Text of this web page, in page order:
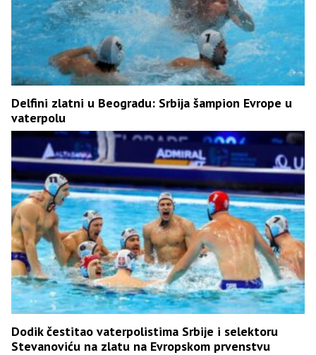
Delfini zlatni u Beogradu: Srbija šampion Evrope u
vaterpolu
Dodik čestitao vaterpolistima Srbije i selektoru
Stevanoviću na zlatu na Evropskom prvenstvu